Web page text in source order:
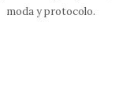
moda y protocolo.